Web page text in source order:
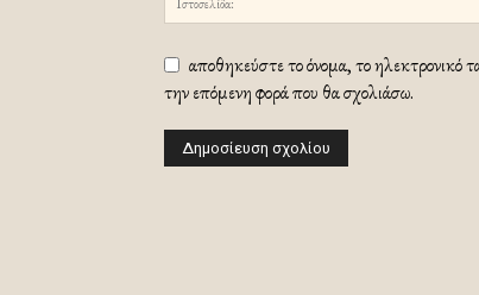
αποθηκεύστε το όνομα, το ηλεκτρονικό
την επόμενη φορά που θα σχολιάσω.